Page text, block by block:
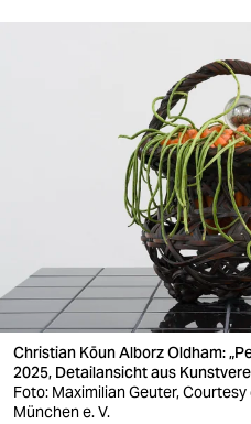
sport
veranstaltungen
shop
fragen & hilfe
Christian Kōun Alborz Oldham:
2025, Detailansicht aus
Foto: Maximi­lian Geuter,
München e. V.